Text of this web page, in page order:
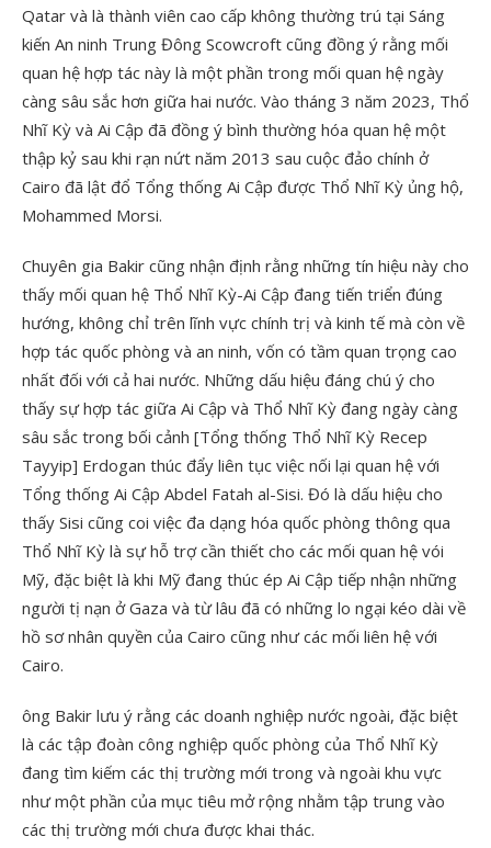
Qatar và là thành viên cao cấp không thường trú tại Sáng
kiến ​​An ninh Trung Đông Scowcroft cũng đồng ý rằng mối
quan hệ hợp tác này là một phần trong mối quan hệ ngày
càng sâu sắc hơn giữa hai nước. Vào tháng 3 năm 2023, Thổ
Nhĩ Kỳ và Ai Cập đã đồng ý bình thường hóa quan hệ một
thập kỷ sau khi rạn nứt năm 2013 sau cuộc đảo chính ở
Cairo đã lật đổ Tổng thống Ai Cập được Thổ Nhĩ Kỳ ủng hộ,
Mohammed Morsi.
Chuyên gia Bakir cũng nhận định rằng những tín hiệu này cho
thấy mối quan hệ Thổ Nhĩ Kỳ-Ai Cập đang tiến triển đúng
hướng, không chỉ trên lĩnh vực chính trị và kinh tế mà còn về
hợp tác quốc phòng và an ninh, vốn có tầm quan trọng cao
nhất đối với cả hai nước. Những dấu hiệu đáng chú ý cho
thấy sự hợp tác giữa Ai Cập và Thổ Nhĩ Kỳ đang ngày càng
sâu sắc trong bối cảnh [Tổng thống Thổ Nhĩ Kỳ Recep
Tayyip] Erdogan thúc đẩy liên tục việc nối lại quan hệ với
Tổng thống Ai Cập Abdel Fatah al-Sisi. Đó là dấu hiệu cho
thấy Sisi cũng coi việc đa dạng hóa quốc phòng thông qua
Thổ Nhĩ Kỳ là sự hỗ trợ cần thiết cho các mối quan hệ vói
Mỹ, đặc biệt là khi Mỹ đang thúc ép Ai Cập tiếp nhận những
người tị nạn ở Gaza và từ lâu đã có những lo ngại kéo dài về
hồ sơ nhân quyền của Cairo cũng như các mối liên hệ với
Cairo.
ông Bakir lưu ý rằng các doanh nghiệp nước ngoài, đặc biệt
là các tập đoàn công nghiệp quốc phòng của Thổ Nhĩ Kỳ
đang tìm kiếm các thị trường mới trong và ngoài khu vực
như một phần của mục tiêu mở rộng nhằm tập trung vào
các thị trường mới chưa được khai thác.